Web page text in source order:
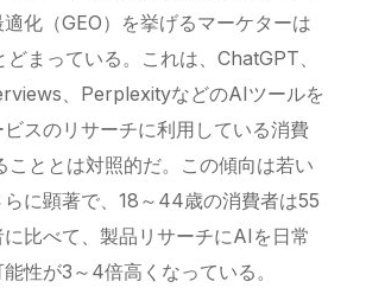
化（GEO）を挙げるマーケターは
まっている。これは、ChatGPT、
、PerplexityなどのAIツールを
スのリサーチに利用している消費
ととは対照的だ。この傾向は若い
に顕著で、18～44歳の消費者は55
比べて、製品リサーチにAIを日常
性が3～4倍高くなっている。